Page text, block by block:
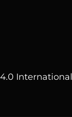
International